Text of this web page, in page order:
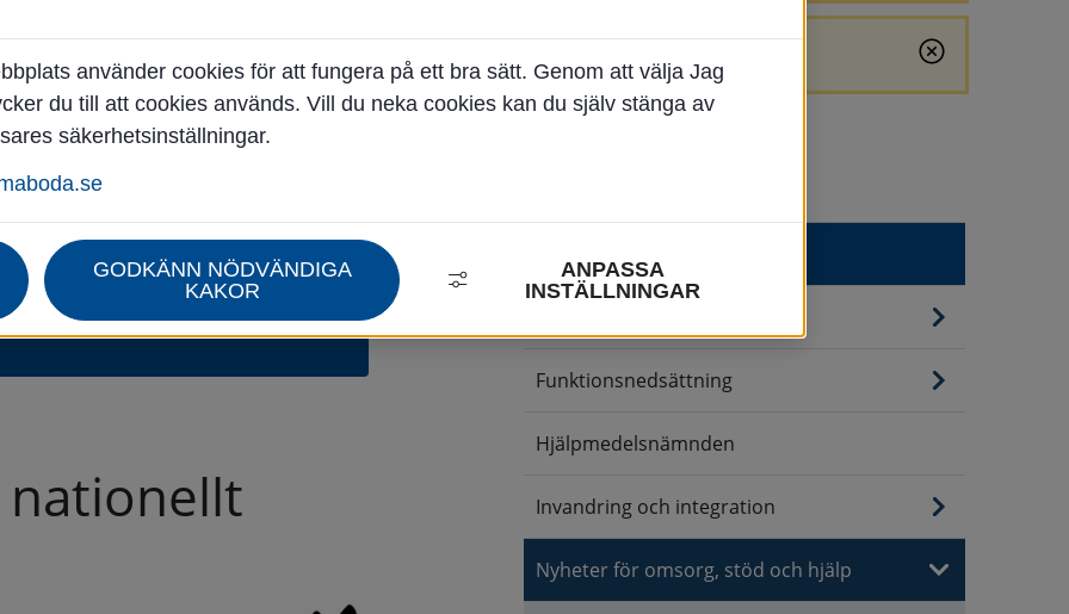
är avstängda.
stöd och hjälp
2021
⚠
Funktionsnedsättning
Hjälpmedelsnämnden
Invandring och integration
Nyheter för omsorg, stöd och hjälp
använder cookies för att fungera på ett bra sätt. Genom att välja Jag
du till att cookies används. Vill du neka cookies kan du själv stänga av
säkerhetsinställningar.
GODKÄNN NÖDVÄNDIGA
KAKOR
ANPASSA
INSTÄLLNINGAR